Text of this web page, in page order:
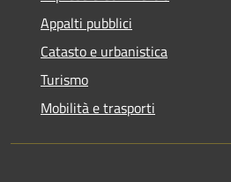
Appalti pubblici
Catasto e urbanistica
Turismo
Mobilità e trasporti